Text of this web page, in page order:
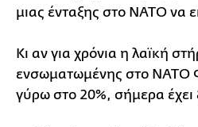
μιας ένταξης στο ΝΑΤΟ να
Κι αν για χρόνια η λαϊκή
ενσωματωμένης στο ΝΑΤΟ
γύρω στο 20%, σήμερα έχει